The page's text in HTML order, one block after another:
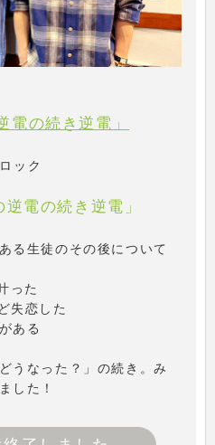
電の続き逆電」
ック
逆電の続き逆電」
る生徒のその後について
った
失恋した
ある
うなった？」の続き。み
した！